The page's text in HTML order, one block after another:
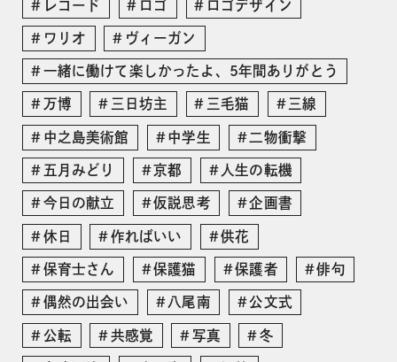
レコード ロゴ ロゴデザイン
ワリオ ヴィーガン
一緒に働けて楽しかったよ、5年間ありがとう
万博 三日坊主 三毛猫 三線
中之島美術館 中学生 二物衝撃
五月みどり 京都 人生の転機
今日の献立 仮説思考 企画書
休日 作ればいい 供花
保育士さん 保護猫 保護者 俳句
偶然の出会い 八尾南 公文式
公転 共感覚 写真 冬